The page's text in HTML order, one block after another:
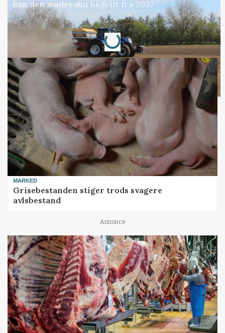
kan den ændre din bedrift fra 2027
Annonce
Loading...
MARKED
Grisebestanden stiger trods svagere
avlsbestand
Annonce